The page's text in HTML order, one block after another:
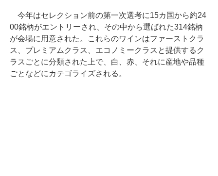
今年はセレクション前の第一次選考に15カ国から約24
00銘柄がエントリーされ、その中から選ばれた314銘柄
が会場に用意された。これらのワインはファーストクラ
ス、プレミアムクラス、エコノミークラスと提供するク
ラスごとに分類された上で、白、赤、それに産地や品種
ごとなどにカテゴライズされる。